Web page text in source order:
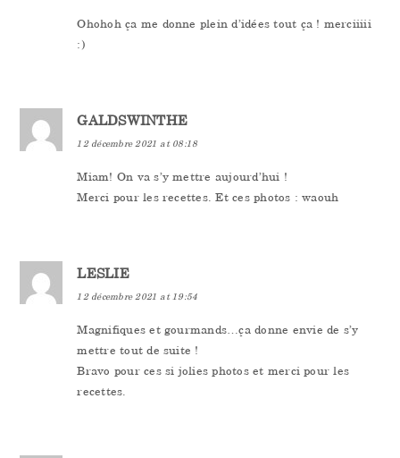
Ohohoh ça me donne plein d’idées tout ça ! merciiiii
:)
GALDSWINTHE
12 décembre 2021 at 08:18
Miam! On va s’y mettre aujourd’hui !
Merci pour les recettes. Et ces photos : waouh
LESLIE
12 décembre 2021 at 19:54
Magnifiques et gourmands…ça donne envie de s’y
mettre tout de suite !
Bravo pour ces si jolies photos et merci pour les
recettes.